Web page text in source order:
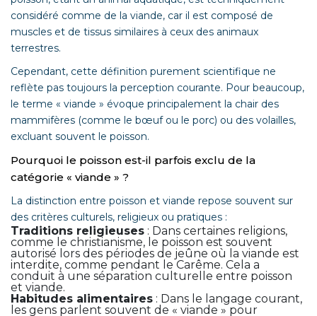
considéré comme de la viande, car il est composé de
muscles et de tissus similaires à ceux des animaux
terrestres.
Cependant, cette définition purement scientifique ne
reflète pas toujours la perception courante. Pour beaucoup,
le terme « viande » évoque principalement la chair des
mammifères (comme le bœuf ou le porc) ou des volailles,
excluant souvent le poisson.
Pourquoi le poisson est-il parfois exclu de la
catégorie « viande » ?
La distinction entre poisson et viande repose souvent sur
des critères culturels, religieux ou pratiques :
Traditions religieuses : Dans certaines religions,
comme le christianisme, le poisson est souvent
autorisé lors des périodes de jeûne où la viande est
interdite, comme pendant le Carême. Cela a
conduit à une séparation culturelle entre poisson
et viande.
Habitudes alimentaires : Dans le langage courant,
les gens parlent souvent de « viande » pour